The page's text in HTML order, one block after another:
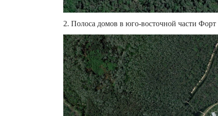
2. Полоса домов в юго-восточной части